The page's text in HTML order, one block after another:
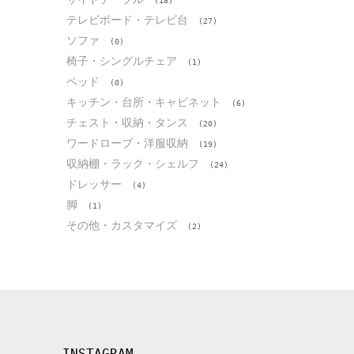
テレビボード・テレビ台 (27)
ソファ (0)
椅子・シングルチェア (1)
ベッド (0)
キッチン・台所・キャビネット (6)
チェスト・収納・タンス (20)
ワードローブ・洋服収納 (19)
収納棚・ラック・シェルフ (24)
ドレッサー (4)
脚 (1)
その他・カスタマイズ (2)